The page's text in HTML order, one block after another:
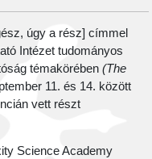
úgy a rész] címmel
Intézet tudományos
témakörében(The
11. és 14. között
vett részt
Science Academy